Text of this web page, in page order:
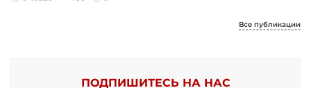
Все публикации
ПОДПИШИТЕСЬ НА НАС